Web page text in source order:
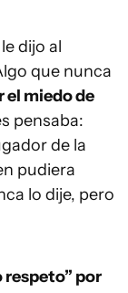
dijo al
que nunca
el miedo de
pensaba:
de la
pudiera
lo dije, pero
por